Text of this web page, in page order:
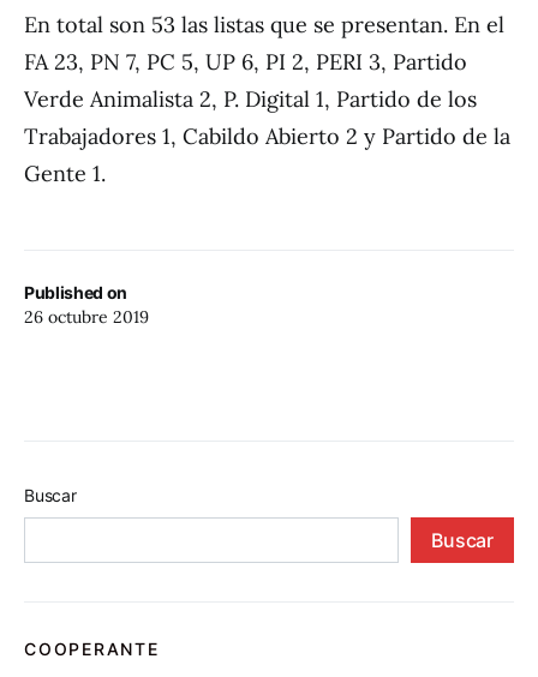
Published on
26 octubre 2019
En total son 53 las listas que se presentan. En el
FA 23, PN 7, PC 5, UP 6, PI 2, PERI 3, Partido
Verde Animalista 2, P. Digital 1, Partido de los
Trabajadores 1, Cabildo Abierto 2 y Partido de la
Gente 1.
Buscar
Buscar
COOPERANTE